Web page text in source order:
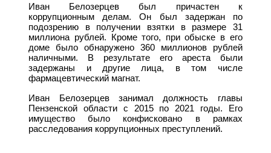
Иван Белозерцев был причастен к
коррупционным делам. Он был задержан по
подозрению в получении взятки в размере 31
миллиона рублей. Кроме того, при обыске в его
доме было обнаружено 360 миллионов рублей
наличными. В результате его ареста были
задержаны и другие лица, в том числе
фармацевтический магнат.
Иван Белозерцев занимал должность главы
Пензенской области с 2015 по 2021 годы. Его
имущество было конфисковано в рамках
расследования коррупционных преступлений.